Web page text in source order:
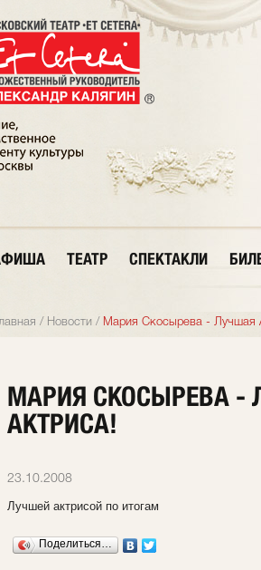
ТЕАТР СПЕКТАКЛИ
/ Новости / Мария Скосырева - Лучшая
МАРИЯ СКОСЫРЕВА -
АКТРИСА!
23.10.2008
Лучшей актрисой по итогам
Поделиться…